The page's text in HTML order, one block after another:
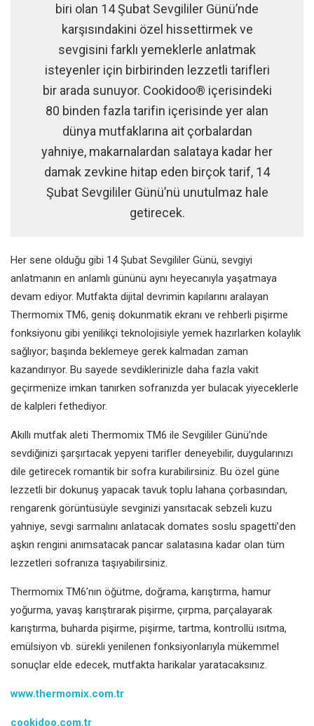
biri olan 14 Şubat Sevgililer Günü’nde
karşısındakini özel hissettirmek ve
sevgisini farklı yemeklerle anlatmak
isteyenler için birbirinden lezzetli tarifleri
bir arada sunuyor. Cookidoo® içerisindeki
80 binden fazla tarifin içerisinde yer alan
dünya mutfaklarına ait çorbalardan
yahniye, makarnalardan salataya kadar her
damak zevkine hitap eden birçok tarif, 14
Şubat Sevgililer Günü’nü unutulmaz hale
getirecek.
Her sene olduğu gibi 14 Şubat Sevgililer Günü, sevgiyi
anlatmanın en anlamlı gününü aynı heyecanıyla yaşatmaya
devam ediyor. Mutfakta dijital devrimin kapılarını aralayan
Thermomix TM6, geniş dokunmatik ekranı ve rehberli pişirme
fonksiyonu gibi yenilikçi teknolojisiyle yemek hazırlarken kolaylık
sağlıyor; başında beklemeye gerek kalmadan zaman
kazandırıyor. Bu sayede sevdiklerinizle daha fazla vakit
geçirmenize imkan tanırken sofranızda yer bulacak yiyeceklerle
de kalpleri fethediyor.
Akıllı mutfak aleti Thermomix TM6 ile Sevgililer Günü’nde
sevdiğinizi şarşırtacak yepyeni tarifler deneyebilir, duygularınızı
dile getirecek romantik bir sofra kurabilirsiniz. Bu özel güne
lezzetli bir dokunuş yapacak tavuk toplu lahana çorbasından,
rengarenk görüntüsüyle sevginizi yansıtacak sebzeli kuzu
yahniye, sevgi sarmalını anlatacak domates soslu spagetti’den
aşkın rengini anımsatacak pancar salatasına kadar olan tüm
lezzetleri sofranıza taşıyabilirsiniz.
Thermomix TM6’nın öğütme, doğrama, karıştırma, hamur
yoğurma, yavaş karıştırarak pişirme, çırpma, parçalayarak
karıştırma, buharda pişirme, pişirme, tartma, kontrollü ısıtma,
emülsiyon vb. sürekli yenilenen fonksiyonlarıyla mükemmel
sonuçlar elde edecek, mutfakta harikalar yaratacaksınız.
www.thermomix.com.tr
cookidoo.com.tr